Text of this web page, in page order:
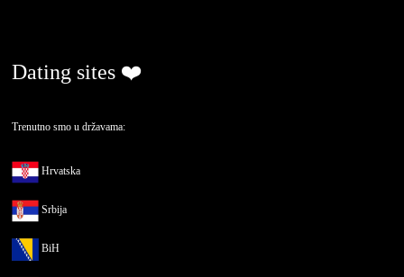
Dating sites ❤️
Trenutno smo u državama:
Hrvatska
Srbija
BiH